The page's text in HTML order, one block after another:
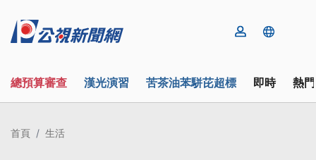
總預算審查 漢光演習 苦茶油苯駢芘超標 即時 熱
首頁 生活